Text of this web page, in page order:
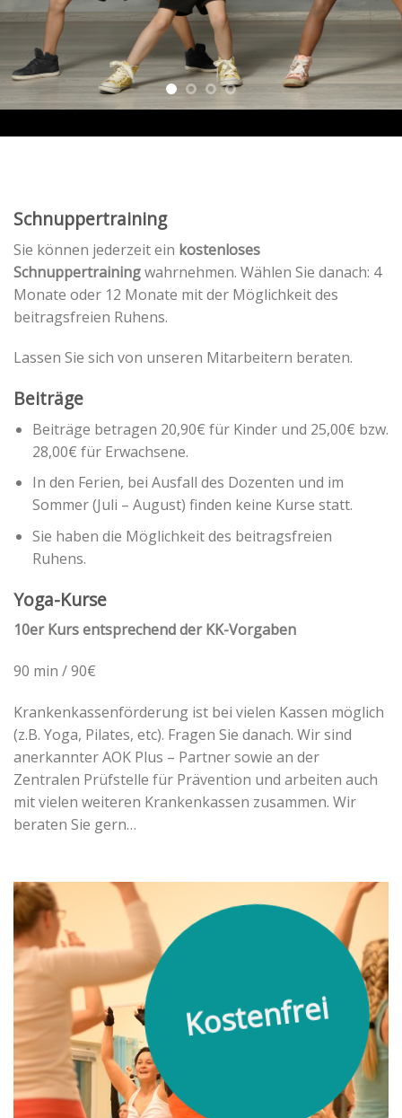
Schnuppertraining
Sie können jederzeit ein kostenloses
Schnuppertrainingwahrnehmen. Wählen Sie danach: 4
Monate oder 12 Monate mit der Möglichkeit des
beitragsfreien Ruhens.
Lassen Sie sich von unseren Mitarbeitern beraten.
Beiträge
Beiträge betragen 20,90€ für Kinder und 25,00€ bzw.
28,00€ für Erwachsene.
In den Ferien, bei Ausfall des Dozenten und im
Sommer (Juli – August) finden keine Kurse statt.
Sie haben die Möglichkeit des beitragsfreien
Ruhens.
Yoga-Kurse
10er Kurs entsprechend der KK-Vorgaben
90 min / 90€
Krankenkassenförderung ist bei vielen Kassen möglich
(z.B. Yoga, Pilates, etc). Fragen Sie danach. Wir sind
anerkannter AOK Plus – Partner sowie an der
Zentralen Prüfstelle für Prävention und arbeiten auch
mit vielen weiteren Krankenkassen zusammen. Wir
beraten Sie gern…
Kostenfrei